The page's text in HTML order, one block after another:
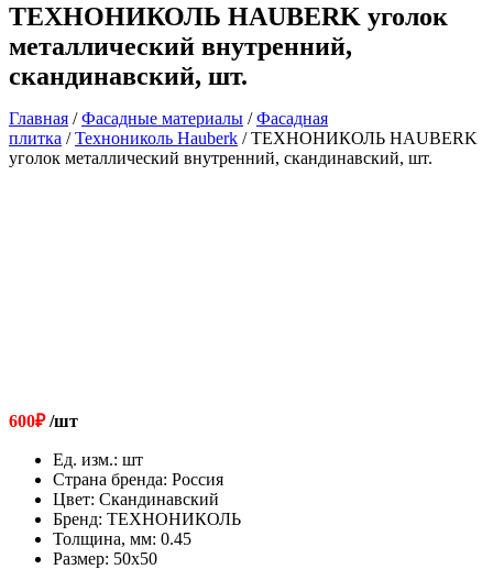
ТЕХНОНИКОЛЬ HAUBERK уголок
металлический внутренний,
скандинавский, шт.
Главная /Фасадные материалы /Фасадная
плитка /Технониколь Hauberk / ТЕХНОНИКОЛЬ HAUBERK
уголок металлический внутренний, скандинавский, шт.
600₽/шт
Ед. изм.: шт
Страна бренда: Россия
Цвет: Скандинавский
Бренд: ТЕХНОНИКОЛЬ
Толщина, мм: 0.45
Размер: 50x50